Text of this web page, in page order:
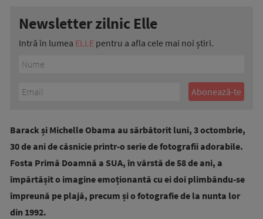
Newsletter zilnic Elle
Intră în lumea ELLE pentru a afla cele mai noi știri.
Barack și Michelle Obama au sărbătorit luni, 3 octombrie,
30 de ani de căsnicie printr-o serie de fotografii adorabile.
Fosta Primă Doamnă a SUA, în vârstă de 58 de ani, a
împărtășit o imagine emoționantă cu ei doi plimbându-se
împreună pe plajă, precum și o fotografie de la nunta lor
din 1992.